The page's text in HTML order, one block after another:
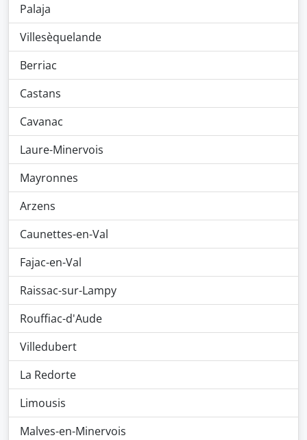
Palaja
Villesèquelande
Berriac
Castans
Cavanac
Laure-Minervois
Mayronnes
Arzens
Caunettes-en-Val
Fajac-en-Val
Raissac-sur-Lampy
Rouffiac-d'Aude
Villedubert
La Redorte
Limousis
Malves-en-Minervois